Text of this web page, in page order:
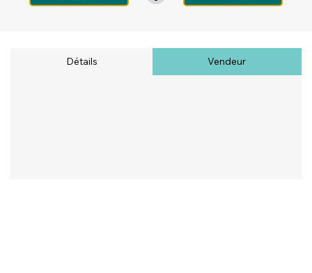
Détails Vendeur